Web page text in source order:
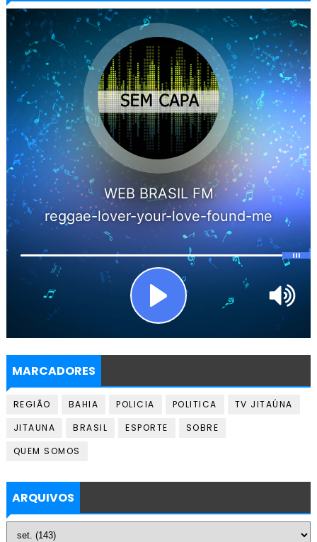
MARCADORES
REGIÃO BAHIA POLICIA POLITICA
TV JITAÚNA
JITAUNA
BRASIL ESPORTE
SOBRE
QUEM SOMOS
ARQUIVOS